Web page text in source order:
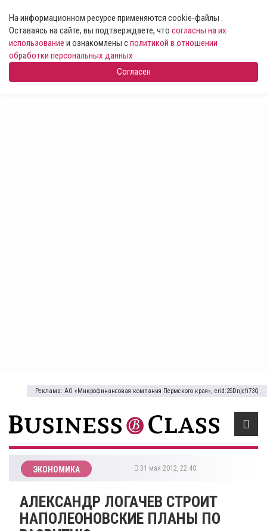
На информационном ресурсе применяются cookie-файлы .
Оставаясь на сайте, вы подтверждаете, что согласны на их
использование и ознакомлены сполитикой в отношении
обработки персональных данных
Согласен
Реклама: АО «Микрофинансовая компания Пермского края», erid:2SDnjcfi73Q
ЭКОНОМИКА 31 мая 2012, 22:40
АЛЕКСАНДР ЛОГАЧЕВ СТРОИТ
НАПОЛЕОНОВСКИЕ ПЛАНЫ ПО